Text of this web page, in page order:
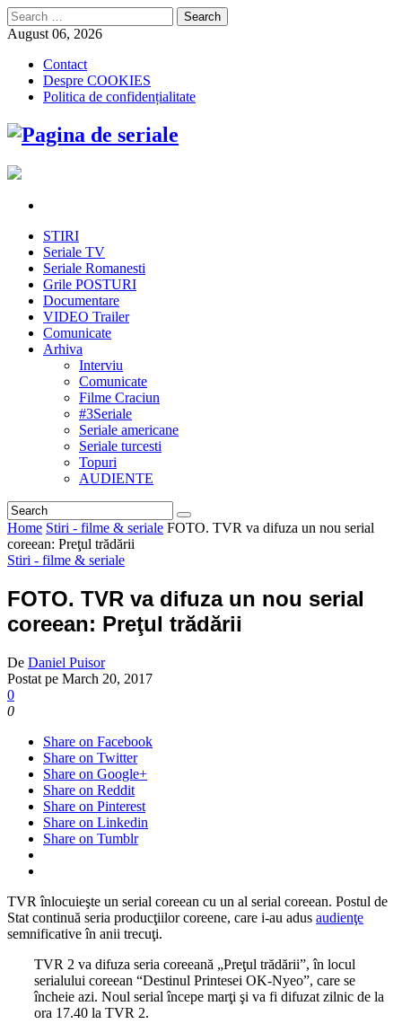
Search
for:
August 06, 2026
Contact
Despre COOKIES
Politica de confidențialitate
STIRI
Seriale TV
Seriale Romanesti
Grile POSTURI
Documentare
VIDEO Trailer
Comunicate
Arhiva
Interviu
Comunicate
Filme Craciun
#3Seriale
Seriale americane
Seriale turcesti
Topuri
AUDIENTE
Home Stiri - filme & seriale FOTO. TVR va difuza un nou serial
coreean: Preţul trădării
Stiri - filme & seriale
FOTO. TVR va difuza un nou serial
coreean: Preţul trădării
De Daniel Puisor
Postat pe March 20, 2017
0
0
Share on Facebook
Share on Twitter
Share on Google+
Share on Reddit
Share on Pinterest
Share on Linkedin
Share on Tumblr
TVR înlocuieşte un serial coreean cu un al serial coreean. Postul de
Stat continuă seria producţiilor coreene, care i-au adus audienţe
semnificative în anii trecuţi.
TVR 2 va difuza seria coreeană „Preţul trădării”, în locul
serialului coreean “Destinul Printesei OK-Nyeo”, care se
încheie azi. Noul serial începe marţi şi va fi difuzat zilnic de la
ora 17.40 la TVR 2.